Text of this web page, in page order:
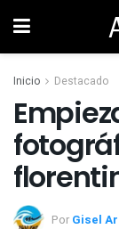
Inicio Destacado
Por Gisel